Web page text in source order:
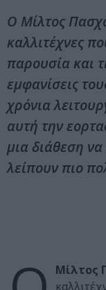
Ο Μίλτος
καλλιτέχνες
παρουσία και
εμφανίσεις
χρόνια
αυτή την
μια διάθεση
λείπουν πιο
Μίλτος